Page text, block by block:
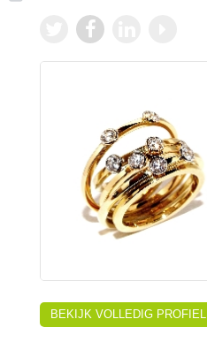
BEKIJK VOLLEDIG PROFIEL